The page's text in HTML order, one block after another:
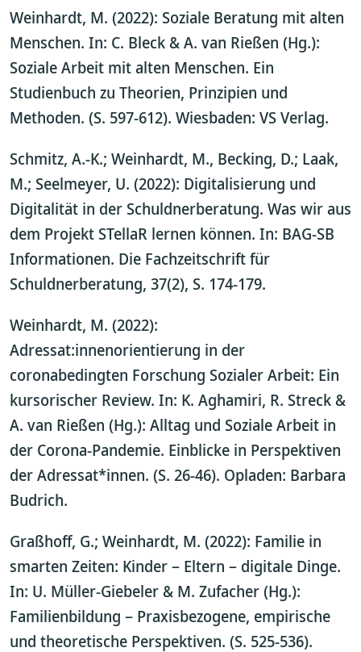
Weinhardt, M. (2022): Soziale Beratung mit alten
Menschen. In: C. Bleck & A. van Rießen (Hg.):
Soziale Arbeit mit alten Menschen. Ein
Studienbuch zu Theorien, Prinzipien und
Methoden. (S. 597-612). Wiesbaden: VS Verlag.
Schmitz, A.-K.; Weinhardt, M., Becking, D.; Laak,
M.; Seelmeyer, U. (2022): Digitalisierung und
Digitalität in der Schuldnerberatung. Was wir aus
dem Projekt STellaR lernen können. In: BAG-SB
Informationen. Die Fachzeitschrift für
Schuldnerberatung, 37(2), S. 174-179.
Weinhardt, M. (2022):
Adressat:innenorientierung in der
coronabedingten Forschung Sozialer Arbeit: Ein
kursorischer Review. In: K. Aghamiri, R. Streck &
A. van Rießen (Hg.): Alltag und Soziale Arbeit in
der Corona-Pandemie. Einblicke in Perspektiven
der Adressat*innen. (S. 26-46). Opladen: Barbara
Budrich.
Graßhoff, G.; Weinhardt, M. (2022): Familie in
smarten Zeiten: Kinder – Eltern – digitale Dinge.
In: U. Müller-Giebeler & M. Zufacher (Hg.):
Familienbildung – Praxisbezogene, empirische
und theoretische Perspektiven. (S. 525-536).